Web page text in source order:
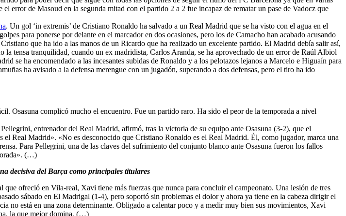
error de Masoud en la segunda mitad con el partido 2 a 2 fue incapaz de rematar un pase de Vadocz que
. Un gol ‘in extremis’ de Cristiano Ronaldo ha salvado a un Real Madrid que se ha visto con el agua en el
para ponerse por delante en el marcador en dos ocasiones, pero los de Camacho han acabado acusando
que ha ido a las manos de un Ricardo que ha realizado un excelente partido. El Madrid debía salir así,
tensa tranquilidad, cuando un ex madridista, Carlos Aranda, se ha aprovechado de un error de Raúl Albiol
se ha encomendado a las incesantes subidas de Ronaldo y a los pelotazos lejanos a Marcelo e Higuaín para
ha avisado a la defensa merengue con un jugadón, superando a dos defensas, pero el tiro ha ido
Osasuna complicó mucho el encuentro. Fue un partido raro. Ha sido el peor de la temporada a nivel
entrenador del Real Madrid, afirmó, tras la victoria de su equipo ante Osasuna (3-2), que el
Real Madrid». «No es desconocido que Cristiano Ronaldo es el Real Madrid. Él, como jugador, marca una
Para Pellegrini, una de las claves del sufrimiento del conjunto blanco ante Osasuna fueron los fallos
(…)
decisiva del Barça como principales titulares
que ofreció en Vila-real, Xavi tiene más fuerzas que nunca para concluir el campeonato. Una lesión de tres
sábado en El Madrigal (1-4), pero soportó sin problemas el dolor y ahora ya tiene en la cabeza dirigir el
no está en una zona determinante. Obligado a calentar poco y a medir muy bien sus movimientos, Xavi
la que mejor domina. (…)